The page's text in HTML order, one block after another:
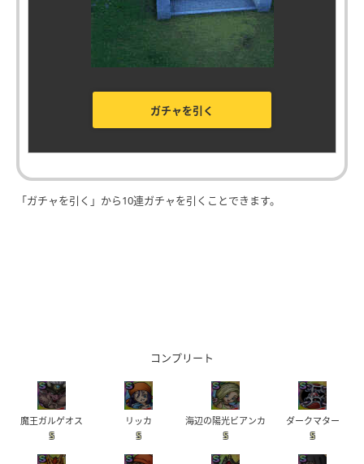
ガチャを引く
「ガチャを引く」から10連ガチャを引くことできます。
コンプリート
魔王ガルゲオス
S
リッカ
S
海辺の陽光ビアンカ
S
ダークマター
S